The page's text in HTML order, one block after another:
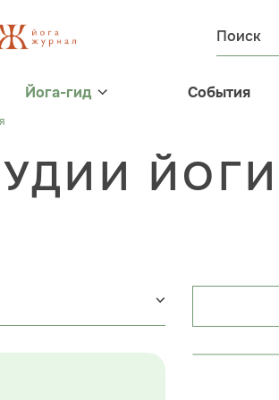
Йога-гид События
ЙОГИ